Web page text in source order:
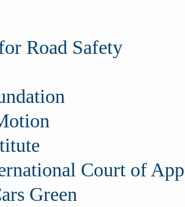
Road Safety
Court of
Green